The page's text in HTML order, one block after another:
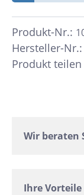
Hersteller-Nr.:
Produkt-Nr.:
Produkt teilen
Wir beraten
Ihre Vorteile